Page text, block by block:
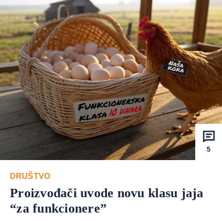
5
DRUŠTVO
Proizvođači uvode novu klasu jaja
“za funkcionere”